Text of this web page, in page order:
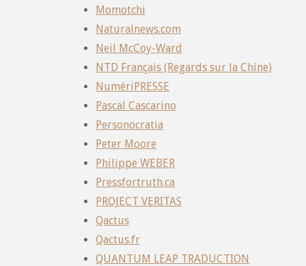
Momotchi
Naturalnews.com
Neil McCoy-Ward
NTD Français (Regards sur la Chine)
NumériPRESSE
Pascal Cascarino
Personocratia
Peter Moore
Philippe WEBER
Pressfortruth.ca
PROJECT VERITAS
Qactus
Qactus.fr
QUANTUM LEAP TRADUCTION